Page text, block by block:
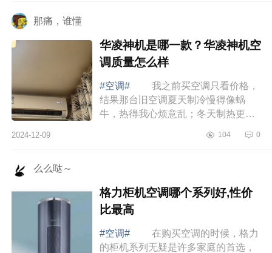
那痛，谁懂
华凌神机是哪一款？华凌神机空
调质量怎么样
#空调#
我之前买空调只看价格，
结果那台旧空调夏天制冷慢得像蜗
牛，热得我心烦意乱；冬天制热更是
电费还高得吓人，简直就是“电老虎”。
2024-12-09 104 0
么么哒～
格力柜机空调哪个系列好,性价
比最高
#空调#
在购买空调的时候，格力
的柜机系列无疑是许多家庭的首选，